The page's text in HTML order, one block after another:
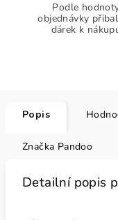
Podle
objednávky
dárek k
Popis
Značka Pandoo
Detailní popis